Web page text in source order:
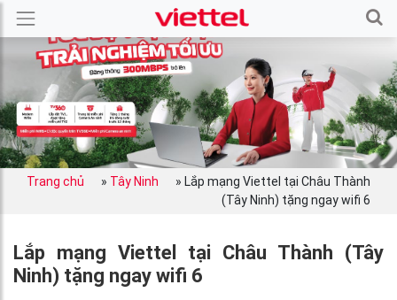
Trang chủ » Tây Ninh » Lắp mạng Viettel tại Châu Thành
(Tây Ninh) tặng ngay wifi 6
Lắp mạng Viettel tại Châu Thành (Tây
Ninh) tặng ngay wifi 6